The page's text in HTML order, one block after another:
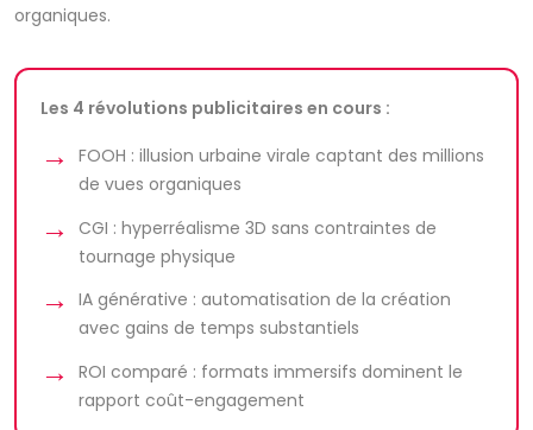
organiques.
Les 4 révolutions publicitaires en cours :
FOOH : illusion urbaine virale captant des millions
de vues organiques
CGI : hyperréalisme 3D sans contraintes de
tournage physique
IA générative : automatisation de la création
avec gains de temps substantiels
ROI comparé : formats immersifs dominent le
rapport coût-engagement